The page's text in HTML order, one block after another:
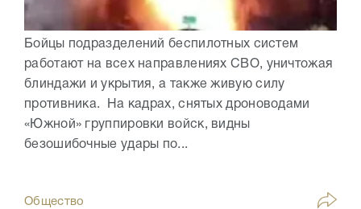
Бойцы подразделений беспилотных систем
работают на всех направлениях СВО, уничтожая
блиндажи и укрытия, а также живую силу
противника. На кадрах, снятых дроноводами
«Южной» группировки войск, видны
безошибочные удары по...
Общество